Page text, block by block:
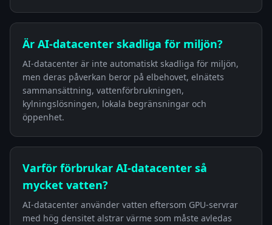
Är AI-datacenter skadliga för miljön?
AI-datacenter är inte automatiskt skadliga för miljön,
men deras påverkan beror på elbehovet, elnätets
sammansättning, vattenförbrukningen,
kylningslösningen, lokala begränsningar och
öppenhet.
Varför förbrukar AI-datacenter så
mycket vatten?
AI-datacenter använder vatten eftersom GPU-servrar
med hög densitet alstrar värme som måste avledas